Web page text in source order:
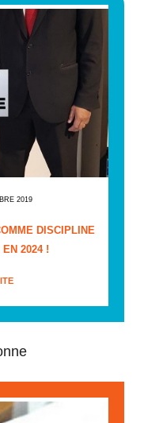
2019
DISCIPLINE
2024 !